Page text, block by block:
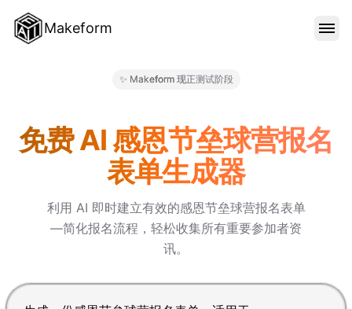
Makeform
登入
✨ Makeform 现正测试阶段
免费 AI 感恩节垒球营报名
表单生成器
利用 AI 即时建立有效的感恩节垒球营报名表单
—简化报名流程，轻松收集所有重要参加者资
讯。